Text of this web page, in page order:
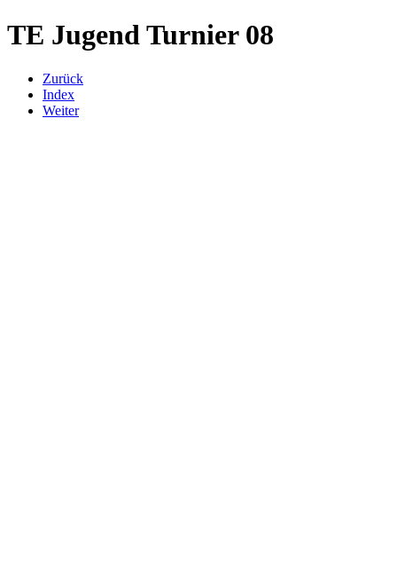
TE Jugend Turnier 08
Zurück
Index
Weiter